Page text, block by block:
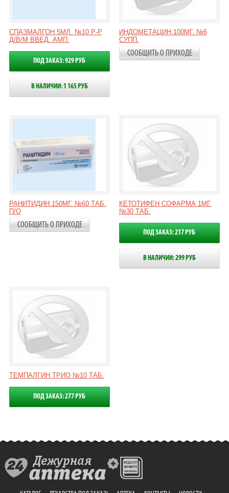
СПАЗМАЛГОН 5МЛ. №10 Р-Р
Д/В/М ВВЕД. АМП.
ПОД ЗАКАЗ: 929 РУБ
В НАЛИЧИИ: 1 165 РУБ
ИНДОМЕТАЦИН 100МГ. №6
СУПП.
СООБЩИТЬ О ПРИХОДЕ
РАНИТИДИН 150МГ. №60 ТАБ.
П/О
СООБЩИТЬ О ПРИХОДЕ
КЕТОТИФЕН СОФАРМА 1МГ.
№30 ТАБ.
ПОД ЗАКАЗ: 217 РУБ
В НАЛИЧИИ: 299 РУБ
ТЕМПАЛГИН ТРИО №10 ТАБ.
ПОД ЗАКАЗ: 277 РУБ